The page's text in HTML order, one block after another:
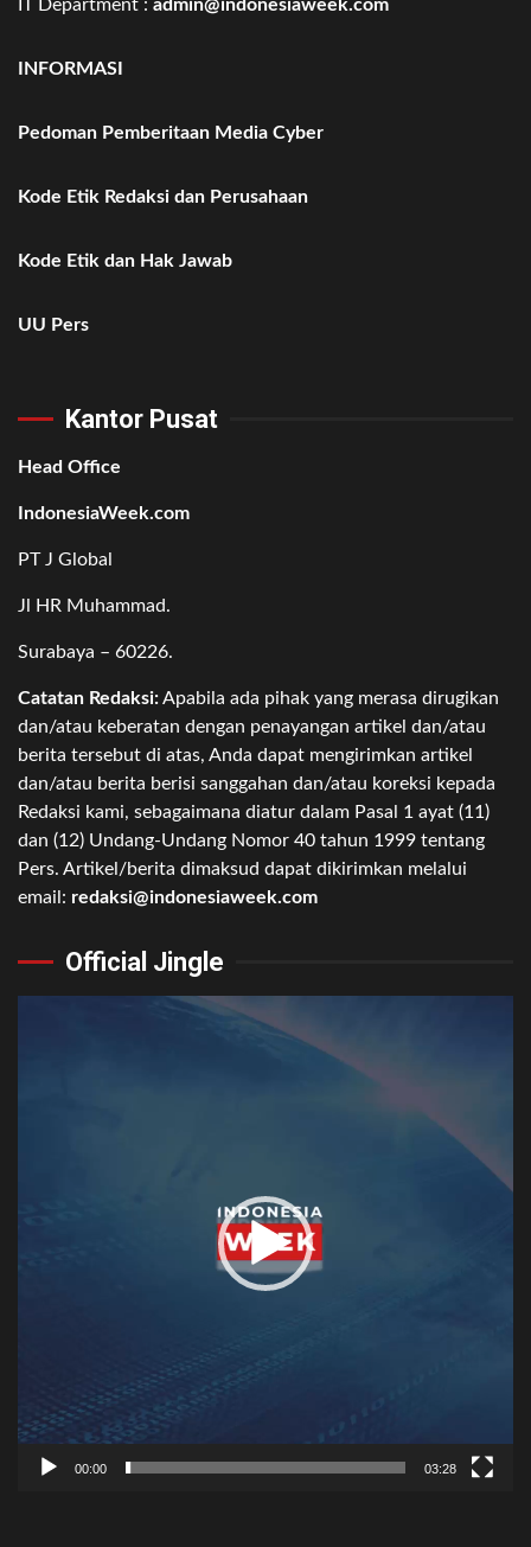
IT Department : admin@indonesiaweek.com
INFORMASI
Pedoman Pemberitaan Media Cyber
Kode Etik Redaksi dan Perusahaan
Kode Etik dan Hak Jawab
UU Pers
Kantor Pusat
Head Office
IndonesiaWeek.com
PT J Global
Jl HR Muhammad.
Surabaya – 60226.
Catatan Redaksi:Apabila ada pihak yang merasa dirugikan
dan/atau keberatan dengan penayangan artikel dan/atau
berita tersebut di atas, Anda dapat mengirimkan artikel
dan/atau berita berisi sanggahan dan/atau koreksi kepada
Redaksi kami, sebagaimana diatur dalam Pasal 1 ayat (11)
dan (12) Undang-Undang Nomor 40 tahun 1999 tentang
Pers. Artikel/berita dimaksud dapat dikirimkan melalui
email: redaksi@indonesiaweek.com
Official Jingle
00:00 03:28